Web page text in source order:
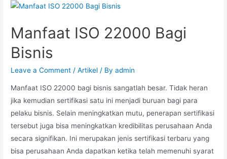
Manfaat ISO 22000 Bagi
Bisnis
Leave a Comment /Artikel / Byadmin
Manfaat ISO 22000 bagi bisnis sangatlah besar. Tidak heran
jika kemudian sertifikasi satu ini menjadi buruan bagi para
pelaku bisnis. Selain meningkatkan mutu, penerapan sertifikasi
tersebut juga bisa meningkatkan kredibilitas perusahaan Anda
secara signifikan. Ini merupakan jenis sertifikasi terbaru yang
bisa perusahaan Anda dapatkan ketika telah memenuhi syarat